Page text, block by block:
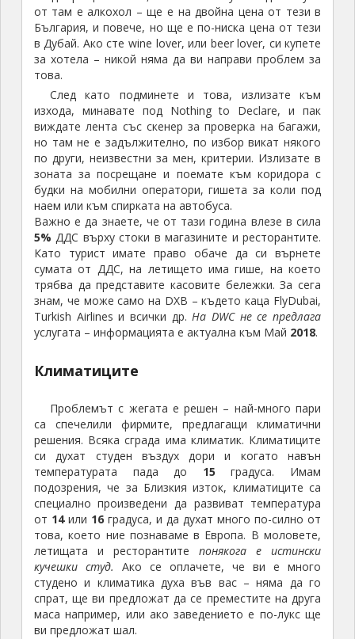
от там е алкохол – ще е на двойна цена от тези в
България, и повече, но ще е по-ниска цена от тези
в Дубай. Ако сте wine lover, или beer lover, си купете
за хотела – никой няма да ви направи проблем за
това.
След като подминете и това, излизате към
изхода, минавате под Nothing to Declare, и пак
виждате лента със скенер за проверка на багажи,
но там не е задължително, по избор викат някого
по други, неизвестни за мен, критерии. Излизате в
зоната за посрещане и поемате към коридора с
будки на мобилни оператори, гишета за коли под
наем или към спирката на автобуса.
Важно е да знаете, че от тази година влезе в сила
5% ДДС върху стоки в магазините и ресторантите.
Като турист имате право обаче да си върнете
сумата от ДДС, на летището има гише, на което
трябва да представите касовите бележки. За сега
знам, че може само на DXB – където каца FlyDubai,
Turkish Airlines и всички др.На DWC не се предлага
услугата – информацията е актуална към Май 2018.
Климатиците
Проблемът с жегата е решен – най-много пари
са спечелили фирмите, предлагащи климатични
решения. Всяка сграда има климатик. Климатиците
си духат студен въздух дори и когато навън
температурата пада до 15 градуса. Имам
подозрения, че за Близкия изток, климатиците са
специално произведени да развиват температура
от 14или 16 градуса, и да духат много по-силно от
това, което ние познаваме в Европа. В моловете,
летищата и ресторантитепонякога е истински
кучешки студ.
Ако се оплачете, че ви е много
студено и климатика духа във вас – няма да го
спрат, ще ви предложат да се преместите на друга
маса например, или ако заведението е по-лукс ще
ви предложат шал.